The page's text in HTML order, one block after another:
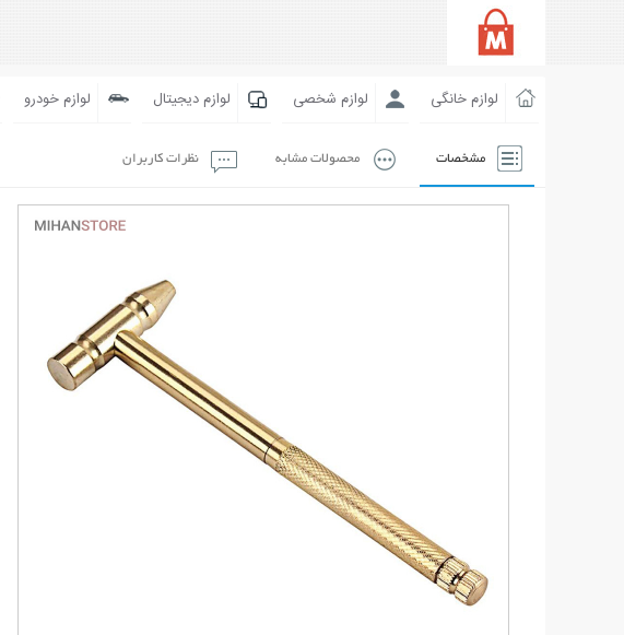
لوازم خانگی لوازم شخصی لوازم دیجیتال لوازم خودرو
مشخصات محصولات مشابه نظرات کاربران